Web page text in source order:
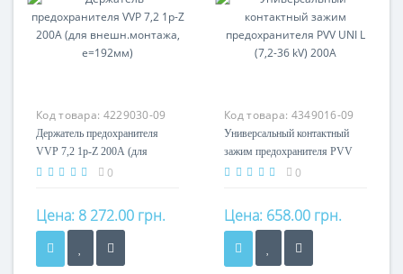
Код товара: 4229030-09
Держатель предохранителя
VVP 7,2 1p-Z 200А (для
внешн.монтажа, e=192мм)
0
Цена: 8 272.00 грн.
Код товара: 4349016-09
Универсальный контактный
зажим предохранителя PVV
UNI L (7,2-36 kV) 200А
0
Цена: 658.00 грн.